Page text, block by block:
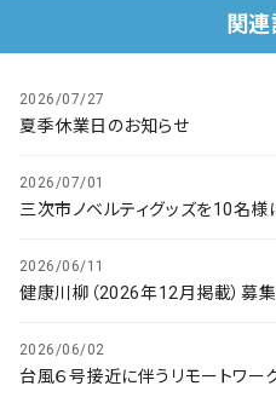
関
2026/07/27
夏季休業日のお知らせ
2026/07/01
三次市ノベルティグッズを10名様
2026/06/11
健康川柳（2026年12月掲載）募
2026/06/02
台風６号接近に伴うリモートワー